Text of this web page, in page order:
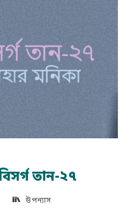
তান-২৭
উপন্যাস